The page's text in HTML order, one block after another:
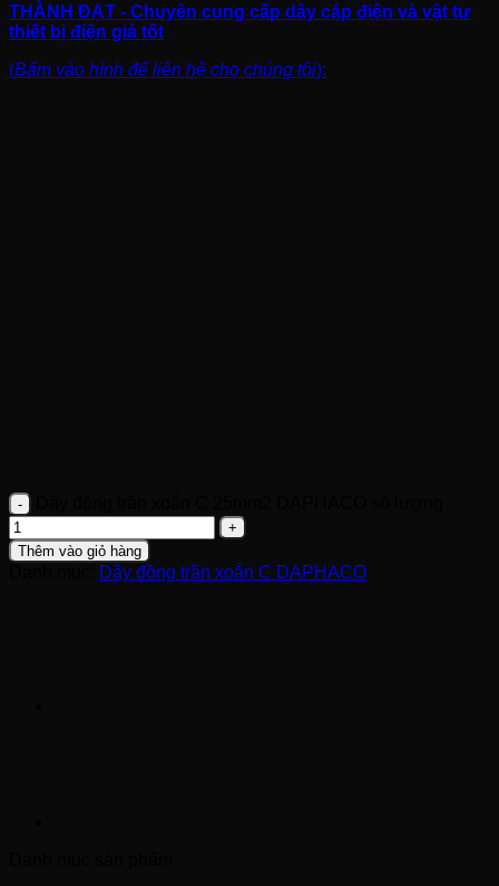
THÀNH ĐẠT - Chuyên cung cấp dây cáp điện và vật tư
thiết bị điện giá tốt
(Bấm vào hình để liên hệ cho chúng tôi):
Thêm vào giỏ hàng
Dây đồng trần xoắn C DAPHACO